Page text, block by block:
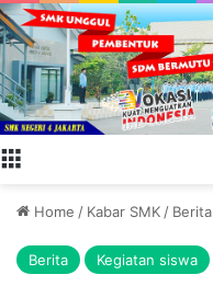
Home / Kabar SMK / Berita
Berita Kegiatan siswa